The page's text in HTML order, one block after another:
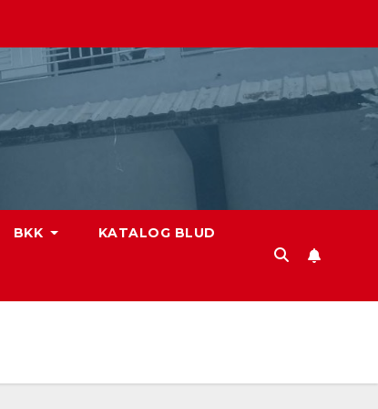
BKK KATALOG BLUD